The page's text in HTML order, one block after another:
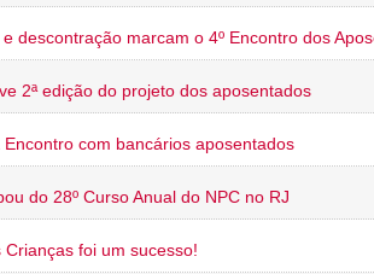
descontração marcam o 4º Encontro dos
2ª edição do projeto dos aposentados
Encontro com bancários aposentados
do 28º Curso Anual do NPC no RJ
foi um sucesso!